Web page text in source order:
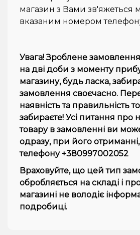
магазин з Вами зв'яжеться
вказаним номером
Увага! Зроблене
на дві доби з моменту
магазину, будь ласка,
замовлення своєчасно.
наявність та правильність
забираєте! Усі питання про
товару в замовленні ви
одразу, при його
телефону +380997002052
Враховуйте, що цей тип
обробляється на складі і
магазині не володіє
подробиці.